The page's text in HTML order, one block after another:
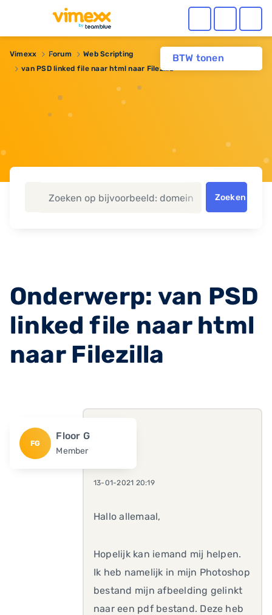
BTW tonen
Vimexx Forum
Web Scripting
van PSD linked file naar html naar Filezilla
Zoeken
Onderwerp: van PSD
linked file naar html
naar Filezilla
FG
Floor G
Member
13-01-2021 20:19
Hallo allemaal,
Hopelijk kan iemand mij helpen.
Ik heb namelijk in mijn Photoshop
bestand mijn afbeelding gelinkt
naar een pdf bestand. Deze heb